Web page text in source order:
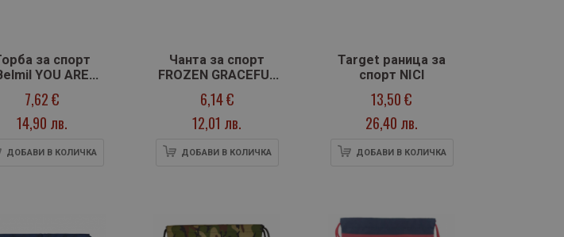
за спорт
YOU ARE
MAGICAL
7,62 €
14,90 лв.
ДОБАВИ В КОЛИЧКА
Чанта за спорт
FROZEN GRACEFUL
& GORGEOUS
6,14 €
12,01 лв.
ДОБАВИ В КОЛИЧКА
Target раница за
спорт NICI
13,50 €
26,40 лв.
ДОБАВИ В КОЛИЧКА